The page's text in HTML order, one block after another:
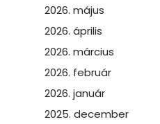
2026. május
2026. április
2026. március
2026. február
2026. január
2025. december